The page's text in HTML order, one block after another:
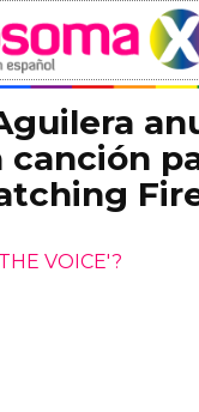
canción
VOICE'?